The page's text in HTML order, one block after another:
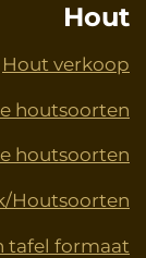
Hout
Hout verkoop
houtsoorten
houtsoorten
Houtsoorten
tafel formaat